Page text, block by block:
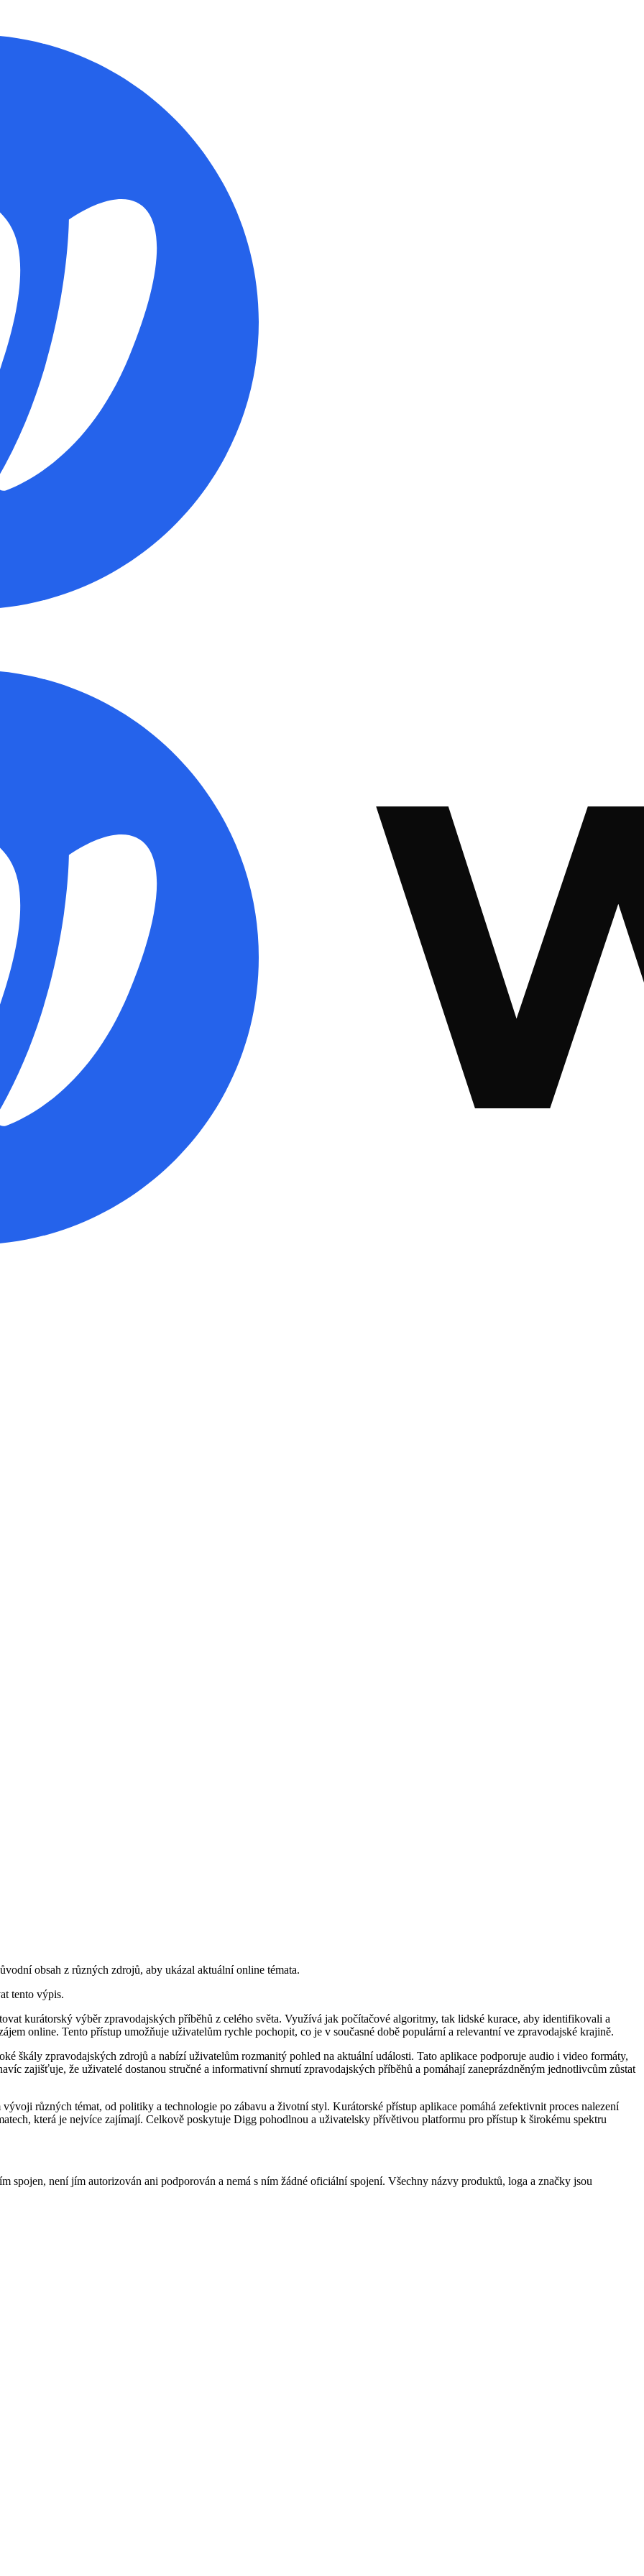
obsah z různých zdrojů, aby ukázal aktuální online témata.
tento výpis.
kurátorský výběr zpravodajských příběhů z celého světa. Využívá jak počítačové algoritmy, tak lidské kurace, aby identifikovali a
online. Tento přístup umožňuje uživatelům rychle pochopit, co je v současné době populární a relevantní ve zpravodajské krajině.
škály zpravodajských zdrojů a nabízí uživatelům rozmanitý pohled na aktuální události. Tato aplikace podporuje audio i video formáty,
zajišťuje, že uživatelé dostanou stručné a informativní shrnutí zpravodajských příběhů a pomáhají zaneprázdněným jednotlivcům zůstat
různých témat, od politiky a technologie po zábavu a životní styl. Kurátorské přístup aplikace pomáhá zefektivnit proces nalezení
která je nejvíce zajímají. Celkově poskytuje Digg pohodlnou a uživatelsky přívětivou platformu pro přístup k širokému spektru
spojen, není jím autorizován ani podporován a nemá s ním žádné oficiální spojení. Všechny názvy produktů, loga a značky jsou